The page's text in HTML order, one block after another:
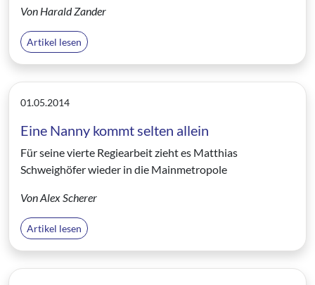
Von Harald Zander
Artikel lesen
01.05.2014
Eine Nanny kommt selten allein
Für seine vierte Regiearbeit zieht es Matthias
Schweighöfer wieder in die Mainmetropole
Von Alex Scherer
Artikel lesen